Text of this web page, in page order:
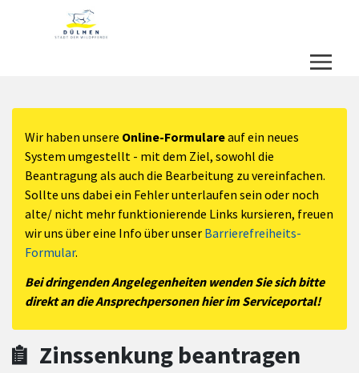
Zum Header
Zum Hauptinhalt
Zum Footer
Zum Hauptinhalt springen
Wir haben unsere Online-Formulareauf ein neues
System umgestellt - mit dem Ziel, sowohl die
Beantragung als auch die Bearbeitung zu vereinfachen.
Sollte uns dabei ein Fehler unterlaufen sein oder noch
alte/ nicht mehr funktionierende Links kursieren, freuen
wir uns über eine Info über unser Barrierefreiheits-
Formular.
Bei dringenden Angelegenheiten wenden Sie sich bitte
direkt an die Ansprechpersonen hier im Serviceportal!
Zinssenkung beantragen